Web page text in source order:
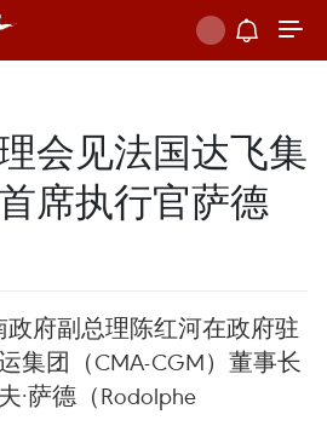
会见法国达飞集
席执行官萨德
政府副总理陈红河在政府驻
集团（CMA-CGM）董事长
·萨德（Rodolphe